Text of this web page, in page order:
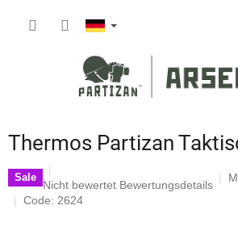
Thermos Partizan
Sale
Die
durchschnittliche
Nicht bewertet Bewertungsdetails
Code: 2624